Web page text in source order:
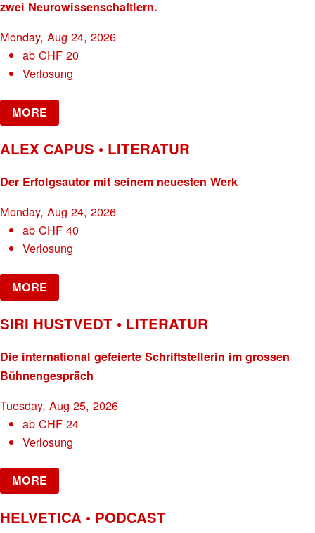
zwei Neurowissenschaftlern.
Monday, Aug 24, 2026
abCHF 20
Verlosung
MORE
ALEX CAPUS • LITERATUR
Der Erfolgsautor mit seinem neuesten Werk
Monday, Aug 24, 2026
abCHF 40
Verlosung
MORE
SIRI HUSTVEDT • LITERATUR
Die international gefeierte Schriftstellerin im grossen
Bühnengespräch
Tuesday, Aug 25, 2026
abCHF 24
Verlosung
MORE
HELVETICA • PODCAST